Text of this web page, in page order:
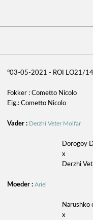
°03-05-2021 - ROI LO21/
Fokker : Cometto Nicolo
Eig.: Cometto Nicolo
Vader : Derzhi Veter Molfar
Dorogoy
x
Derzhi
Moeder : Ariel
Narushko
x